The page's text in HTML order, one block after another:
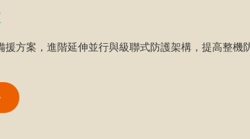
援方案，進階延伸並行與級聯式防護架構，提高整機